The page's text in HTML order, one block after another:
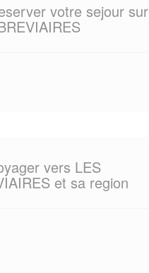
votre sejour sur
vers LES
et sa region